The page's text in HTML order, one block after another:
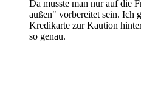
Da musste man nur auf die
außen" vorbereitet sein. Ich
Kredikarte zur Kaution
so genau.